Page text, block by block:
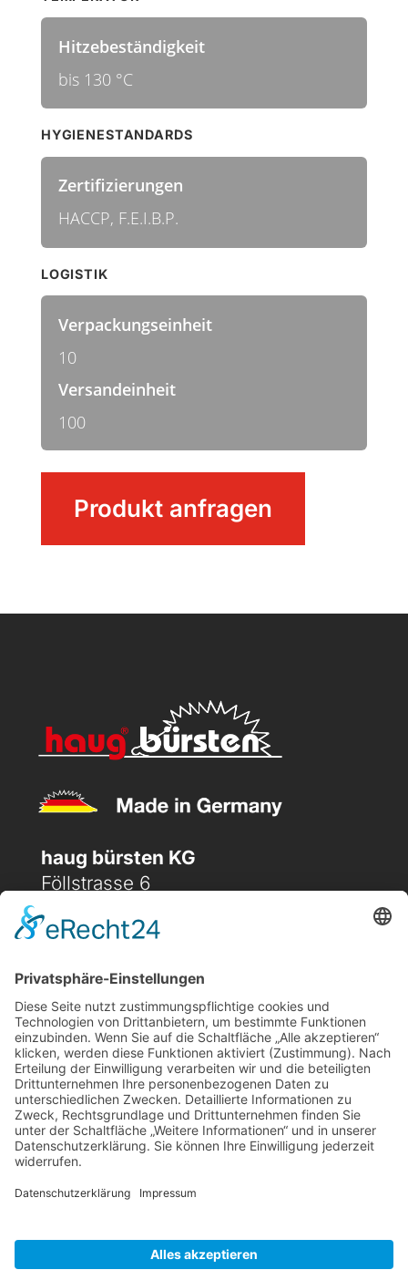
Produkt anfragen
Hitzebeständigkeit
bis 130 °C
HYGIENESTANDARDS
Zertifizierungen
HACCP, F.E.I.B.P.
LOGISTIK
Verpackungseinheit
10
Versandeinheit
100
haug bürsten KG
Föllstrasse 6
D-86343 Königsbrunn
 (+49) 08231 / 96 30 96
 office@haugbuersten.de
Weitere Seiten
Hygienesortiment
Haushaltssortiment
Ansprechpartner
Jobs